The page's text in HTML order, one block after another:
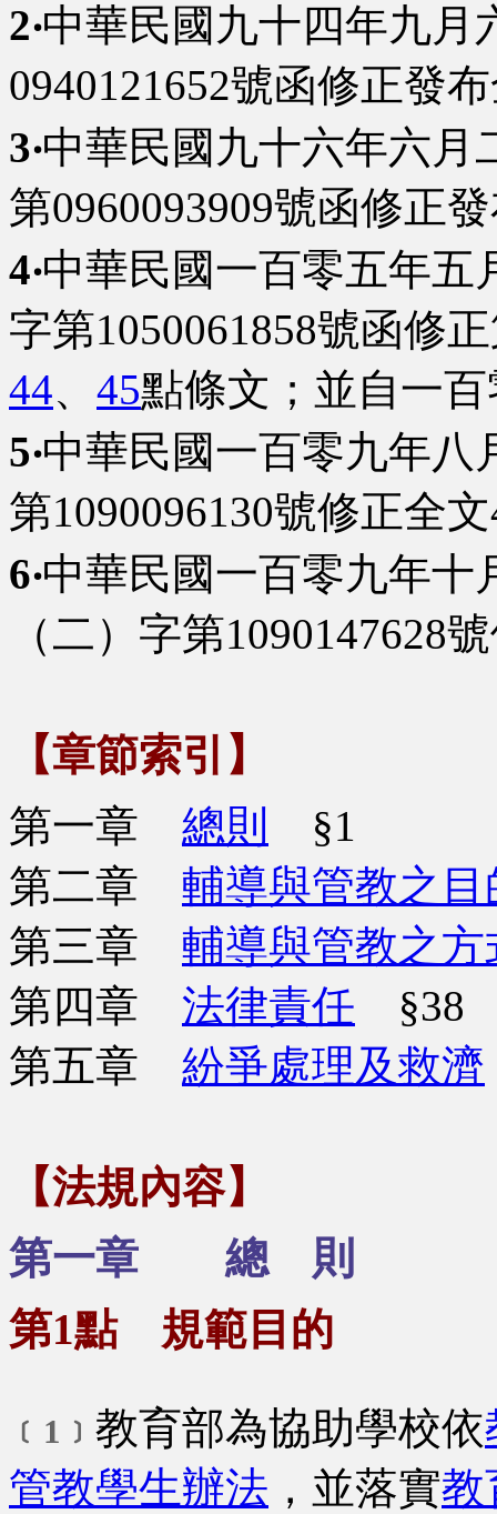
2‧中華民國九十四年九月
0940121652號函修正發
3‧中華民國九十六年六月
第0960093909號函修正
4‧中華民國一百零五年五
字第1050061858號函修
44、 45點條文；並自一
5‧中華民國一百零九年八
第1090096130號修正全
6‧中華民國一百零九年十
（二）字第1090147628
【章節索引】
第一章 總則
§1
第二章 輔導與管教之
第三章 輔導與管教之方
第四章 法律責任 §38
第五章 紛爭處理及救濟
【法規內容】
第一章 總 則
第1點 規範目的
﹝1﹞ 教育部為協助學校依
管教學生辦法 ，並落實教